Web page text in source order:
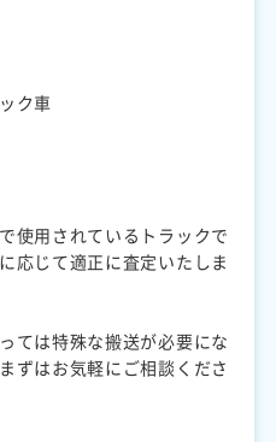
ク車
使用されているトラックで
応じて適正に査定いたしま
ては特殊な搬送が必要にな
ずはお気軽にご相談くださ